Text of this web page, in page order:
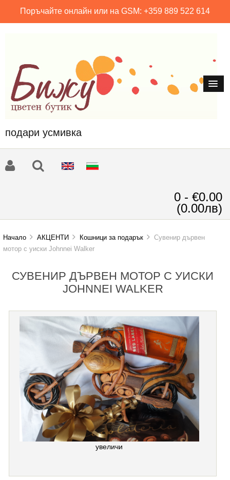
Поръчайте онлайн или на GSM: +359 889 522 614
подари усмивка
0 - €0.00
(0.00лв)
Начало АКЦЕНТИ Кошници за подарък
Сувенир дървен
мотор с уиски Johnnei Walker
СУВЕНИР ДЪРВЕН МОТОР С УИСКИ
JOHNNEI WALKER
увеличи